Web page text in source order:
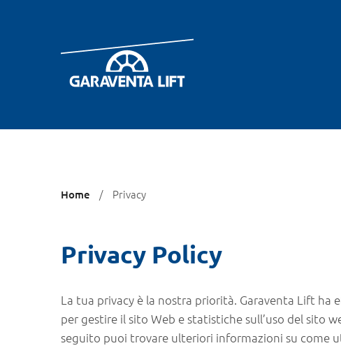
Home Privacy
Privacy Policy
La tua privacy è la nostra priorità. Garaventa Lift ha
per gestire il sito Web e statistiche sull’uso del sito
seguito puoi trovare ulteriori informazioni su come